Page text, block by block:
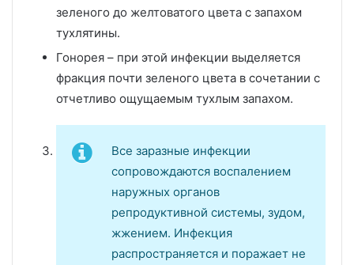
зеленого до желтоватого цвета с запахом
тухлятины.
Гонорея – при этой инфекции выделяется
фракция почти зеленого цвета в сочетании с
отчетливо ощущаемым тухлым запахом.
Все заразные инфекции
сопровождаются воспалением
наружных органов
репродуктивной системы, зудом,
жжением. Инфекция
распространяется и поражает не